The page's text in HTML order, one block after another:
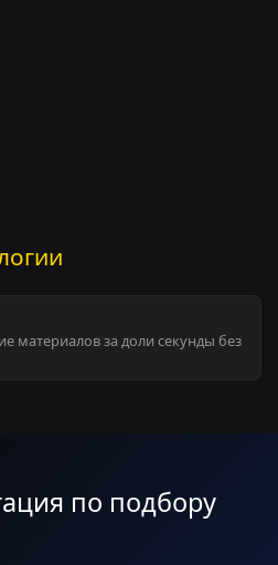
материалов за доли секунды без
по подбору